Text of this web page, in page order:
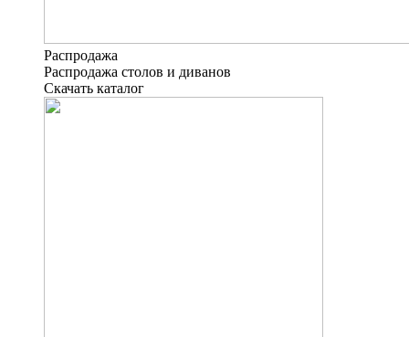
Распродажа
Распродажа столов и диванов
Скачать каталог